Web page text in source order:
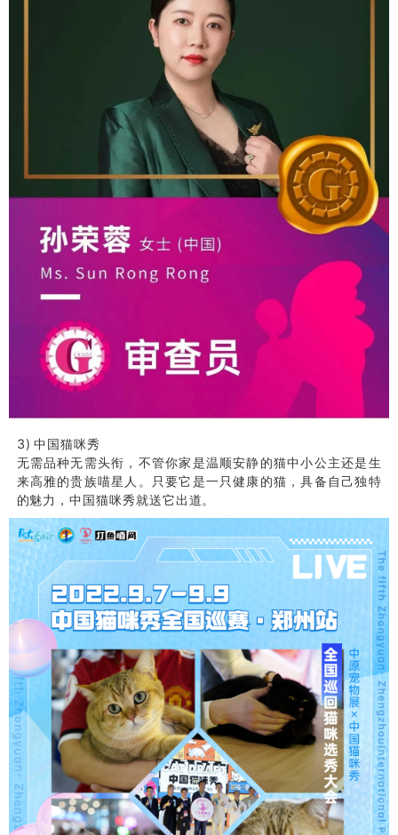
3) 中国猫咪秀
无需品种无需头衔，不管你家是温顺安静的猫中小公主还是生
来高雅的贵族喵星人。只要它是一只健康的猫，具备自己独特
的魅力，中国猫咪秀就送它出道。